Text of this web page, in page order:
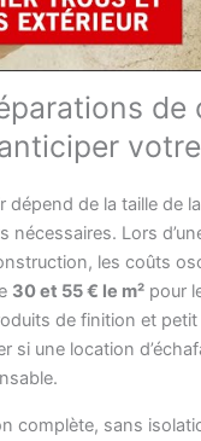
de
dépend de la taille de
nécessaires. Lors
les coûts
30 et 55 € le m² pour
de finition et petit
si une location
complète, sans